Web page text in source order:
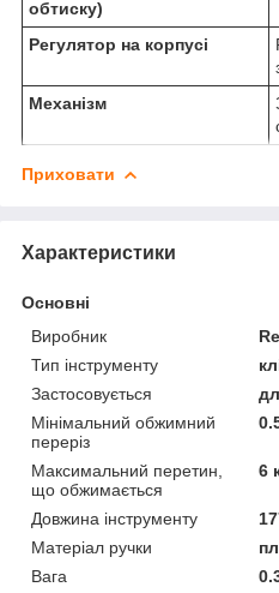
обтиску)
Регулятор на корпусі
Механізм
Приховати
Характеристики
Основні
Виробник
Тип інструменту
Застосовується
Мінімальний обжимний
переріз
Максимальний перетин,
що обжимається
6
Довжина інструменту
Матеріал ручки
Вага